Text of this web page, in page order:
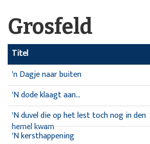
Grosfeld
Titel
'n Dagje naar buiten
'N dode klaagt aan...
'N duvel die op het lest toch nog in den
hemel kwam
'N kersthappening